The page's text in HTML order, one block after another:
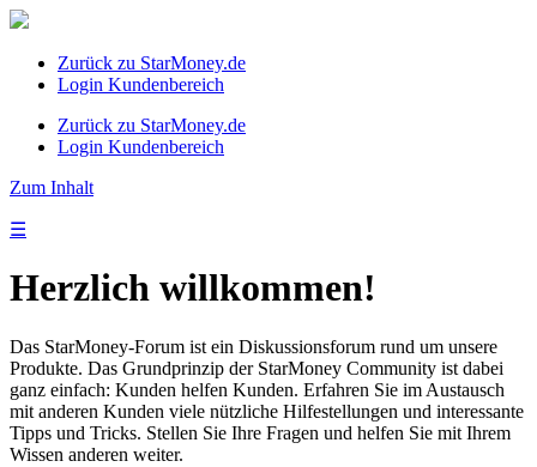
Zurück zu StarMoney.de
Login Kundenbereich
Zurück zu StarMoney.de
Login Kundenbereich
Zum Inhalt
☰
Herzlich willkommen!
Das StarMoney-Forum ist ein Diskussionsforum rund um unsere
Produkte. Das Grundprinzip der StarMoney Community ist dabei
ganz einfach: Kunden helfen Kunden. Erfahren Sie im Austausch
mit anderen Kunden viele nützliche Hilfestellungen und interessante
Tipps und Tricks. Stellen Sie Ihre Fragen und helfen Sie mit Ihrem
Wissen anderen weiter.